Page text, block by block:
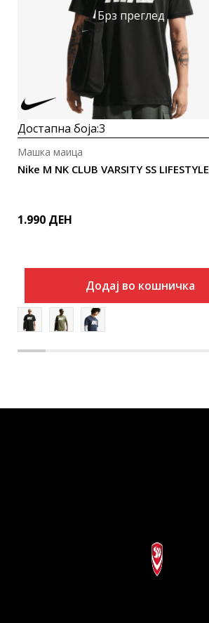
Брз преглед
Достапна боја:3
Nike M NK CLUB VARSITY SS LIFESTYLE
Машка маица
1.990 ДЕН
Додај во кошничка